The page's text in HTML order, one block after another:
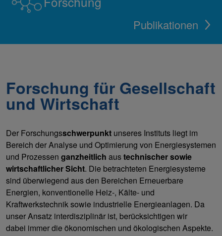
Publikationen
Forschung für Gesellschaft
und Wirtschaft
Der Forschungsschwerpunkt unseres Instituts liegt im
Bereich der Analyse und Optimierung von Energiesystemen
und Prozessen ganzheitlich austechnischer sowie
wirtschaftlicher Sicht. Die betrachteten Energiesysteme
sind überwiegend aus den Bereichen Erneuerbare
Energien, konventionelle Heiz-, Kälte- und
Kraftwerkstechnik sowie industrielle Energieanlagen. Da
unser Ansatz interdisziplinär ist, berücksichtigen wir
dabei immer die ökonomischen und ökologischen Aspekte.